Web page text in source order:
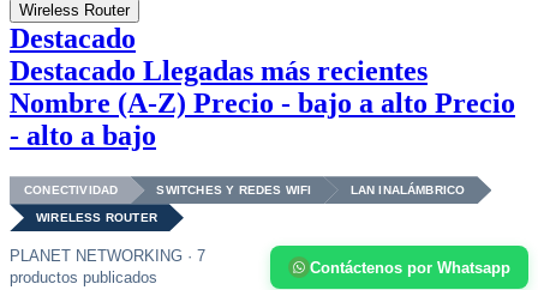
Wireless Router
Destacado
Destacado Llegadas más recientes
Nombre (A-Z) Precio - bajo a alto Precio
- alto a bajo
CONECTIVIDAD SWITCHES Y REDES WIFI LAN INALÁMBRICO
WIRELESS ROUTER
PLANET NETWORKING · 7
productos publicados
Contáctenos por Whatsapp